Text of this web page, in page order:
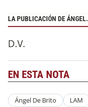
LA PUBLICACIÓN DE ÁNGEL.
D.V.
EN ESTA NOTA
Ángel De Brito LAM